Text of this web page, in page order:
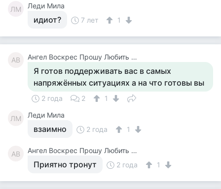
ЛМ Леди Мила
идиот? 7 лет 1
АВ Ангел Воскрес Прошу Любить И Жаловать
Я готов поддерживать вас в самых
напряжённых ситуациях а на что готовы вы
2 года 2 1
ЛМ Леди Мила
взаимно 2 года 1
АВ Ангел Воскрес Прошу Любить И Жаловать
Приятно тронут 2 года 1